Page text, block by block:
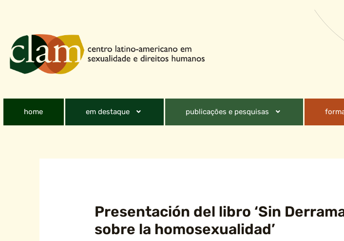
home em destaque publicações e pesquisas
Presentación del libro ‘Sin
sobre la homosexualidad’